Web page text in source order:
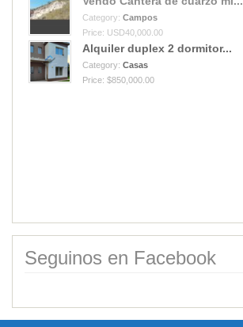
Category: Campos
Price: USD40,000.00
Alquiler duplex 2 dormitor...
Category: Casas
Price: $850,000.00
Seguinos en Facebook